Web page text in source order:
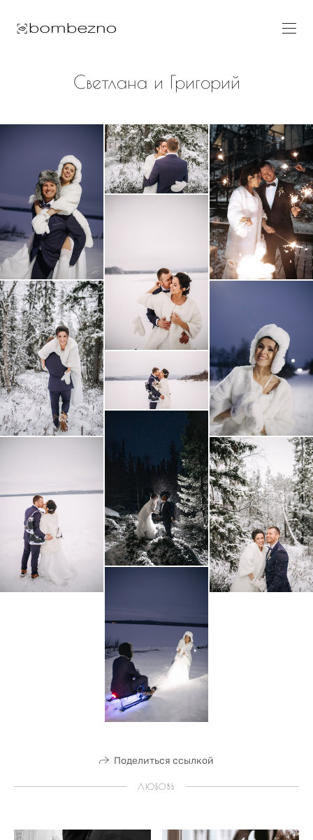
Светлана и Григорий
Поделиться ссылкой
ЛЮБОВЬ